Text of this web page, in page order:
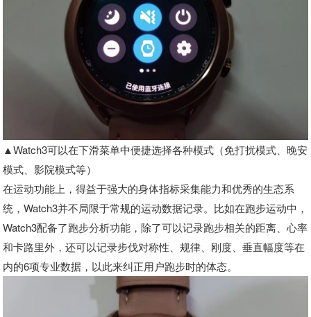
▲Watch3可以在下滑菜单中便捷选择各种模式（免打扰模式、晚安
模式、影院模式等）
在运动功能上，得益于强大的身体指标采集能力和优秀的生态系
统，Watch3并不局限于常规的运动数据记录。比如在跑步运动中，
Watch3配备了跑步分析功能，除了可以记录跑步相关的距离、心率
和卡路里外，还可以记录步伐对称性、规律、刚度、垂直幅度等在
内的6项专业数据，以此来纠正用户跑步时的体态。